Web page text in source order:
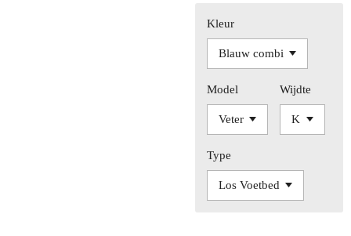
Kleur
Model Wijdte
Type